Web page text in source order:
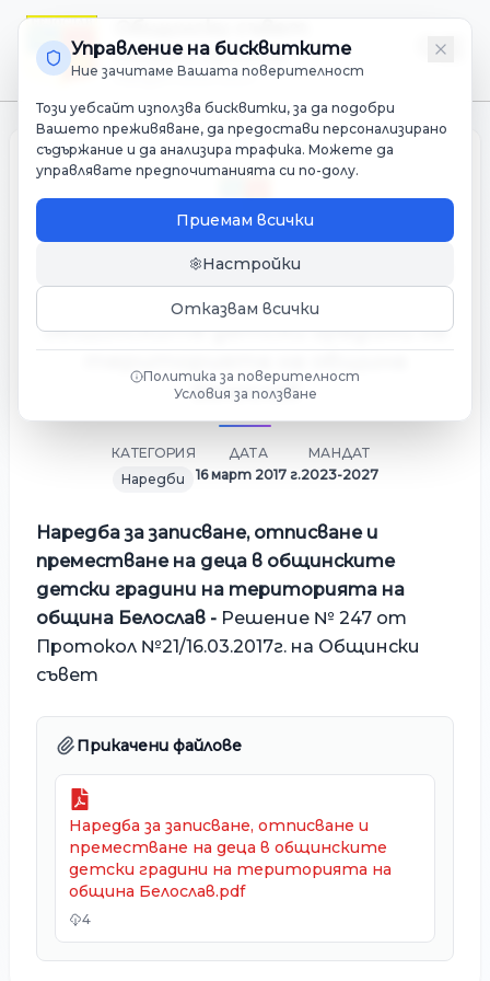
Община Белослав
Мандат 2023-2027
Наредба за записване, отписване
и преместване на деца в
общинските детски градини на
Белослав
КАТЕГОРИЯ
Наредби
ДАТА
16 март 2017 г.
МАНДАТ
2023-2027
Наредба за записване, отписване и
преместване на деца в общинските
детски градини на територията на
община Белослав - Решение № 247 от
Протокол №21/16.03.2017г. на Общински
съвет
Прикачени файлове
Наредба за записване, отписване и
преместване на деца в общинските
детски градини на територията на
община Белослав.pdf
4
Управление на бисквитките
Ние зачитаме Вашата поверителност
Този уебсайт използва бисквитки, за да подобри
Вашето преживяване, да предостави персонализирано
съдържание и да анализира трафика. Можете да
управлявате предпочитанията си по-долу.
Приемам всички
Настройки
Отказвам всички
Политика за поверителност
Условия за ползване